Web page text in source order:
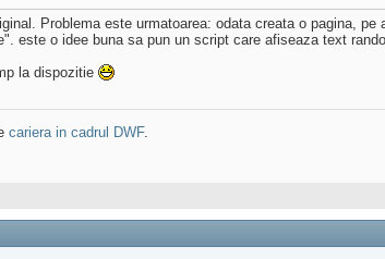
Problema este urmatoarea: odata creata o pagina,
este o idee buna sa pun un script care afiseaza text
la dispozitie
cariera in cadrul DWF.